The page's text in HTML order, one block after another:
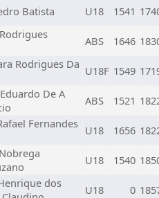
Batista U18 1541
ABS 1646
Rodrigues Da U18F 1549
De A
ABS 1521
Fernandes U18 1656
U18 1540
dos
U18 0